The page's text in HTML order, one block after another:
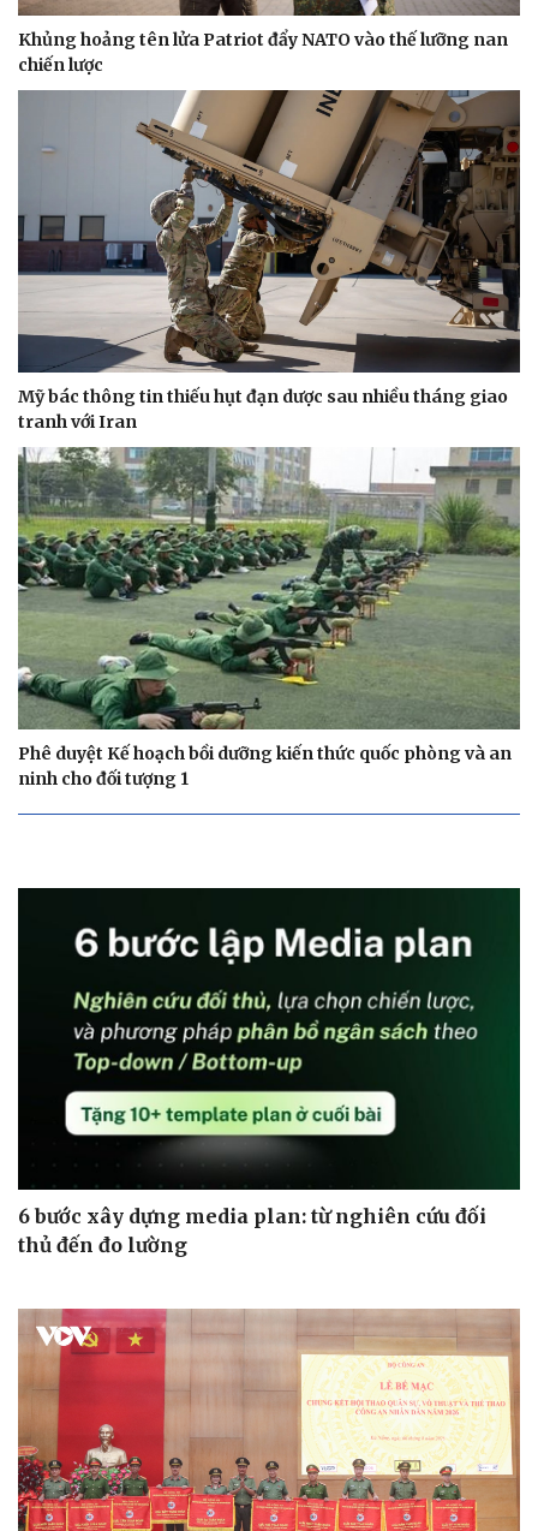
Thị trường
Giá vàng
Tiêu dùng
Tỷ giá
Chứng khoán
Giá cà phê
Pháp luật
Tư vấn luật
Quân sự - Quốc phòng
Phân tích
Khủng hoảng tên lửa Patriot đẩy NATO vào thế lưỡng nan
chiến lược
Mỹ bác thông tin thiếu hụt đạn dược sau nhiều tháng giao
tranh với Iran
Phê duyệt Kế hoạch bồi dưỡng kiến thức quốc phòng và an
ninh cho đối tượng 1
6 bước xây dựng media plan: từ nghiên cứu đối
thủ đến đo lường